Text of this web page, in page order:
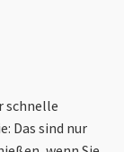
schnelle
Das sind nur